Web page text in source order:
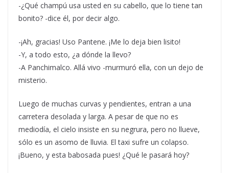
-¿Qué champú usa usted en su cabello, que lo tiene tan
bonito? -dice él, por decir algo.
-¡Ah, gracias! Uso Pantene. ¡Me lo deja bien lisito!
-Y, a todo esto, ¿a dónde la llevo?
-A Panchimalco. Allá vivo -murmuró ella, con un dejo de
misterio.
Luego de muchas curvas y pendientes, entran a una
carretera desolada y larga. A pesar de que no es
mediodía, el cielo insiste en su negrura, pero no llueve,
sólo es un asomo de lluvia. El taxi sufre un colapso.
¡Bueno, y esta babosada pues! ¿Qué le pasará hoy?